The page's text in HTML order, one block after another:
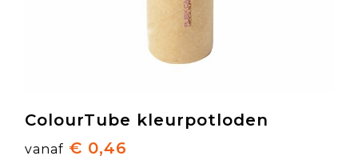
ColourTube kleurpotloden
vanaf € 0,46